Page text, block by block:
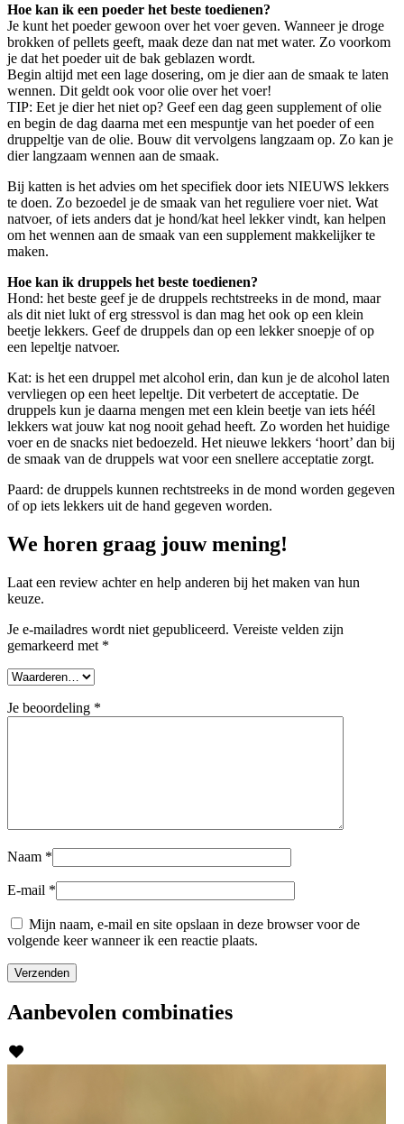
Hoe kan ik een poeder het beste toedienen?
Je kunt het poeder gewoon over het voer geven. Wanneer je droge
brokken of pellets geeft, maak deze dan nat met water. Zo voorkom
je dat het poeder uit de bak geblazen wordt.
Begin altijd met een lage dosering, om je dier aan de smaak te laten
wennen. Dit geldt ook voor olie over het voer!
TIP: Eet je dier het niet op? Geef een dag geen supplement of olie
en begin de dag daarna met een mespuntje van het poeder of een
druppeltje van de olie. Bouw dit vervolgens langzaam op. Zo kan je
dier langzaam wennen aan de smaak.
Bij katten is het advies om het specifiek door iets NIEUWS lekkers
te doen. Zo bezoedel je de smaak van het reguliere voer niet. Wat
natvoer, of iets anders dat je hond/kat heel lekker vindt, kan helpen
om het wennen aan de smaak van een supplement makkelijker te
maken.
Hoe kan ik druppels het beste toedienen?
Hond: het beste geef je de druppels rechtstreeks in de mond, maar
als dit niet lukt of erg stressvol is dan mag het ook op een klein
beetje lekkers. Geef de druppels dan op een lekker snoepje of op
een lepeltje natvoer.
Kat: is het een druppel met alcohol erin, dan kun je de alcohol laten
vervliegen op een heet lepeltje. Dit verbetert de acceptatie. De
druppels kun je daarna mengen met een klein beetje van iets héél
lekkers wat jouw kat nog nooit gehad heeft. Zo worden het huidige
voer en de snacks niet bedoezeld. Het nieuwe lekkers ‘hoort’ dan bij
de smaak van de druppels wat voor een snellere acceptatie zorgt.
Paard: de druppels kunnen rechtstreeks in de mond worden gegeven
of op iets lekkers uit de hand gegeven worden.
We horen graag jouw mening!
Laat een review achter en help anderen bij het maken van hun
keuze.
Je e-mailadres wordt niet gepubliceerd. Vereiste velden zijn
gemarkeerd met *
Je beoordeling *
Naam *
E-mail *
Mijn naam, e-mail en site opslaan in deze browser voor de
volgende keer wanneer ik een reactie plaats.
Aanbevolen combinaties